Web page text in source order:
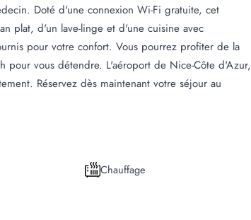
Doté d'une connexion Wi-Fi gratuite, cet
plat, d'un lave-linge et d'une cuisine avec
pour votre confort. Vous pourrez profiter de la
vous détendre. L'aéroport de Nice-Côte d'Azur,
Réservez dès maintenant votre séjour au
Chauffage